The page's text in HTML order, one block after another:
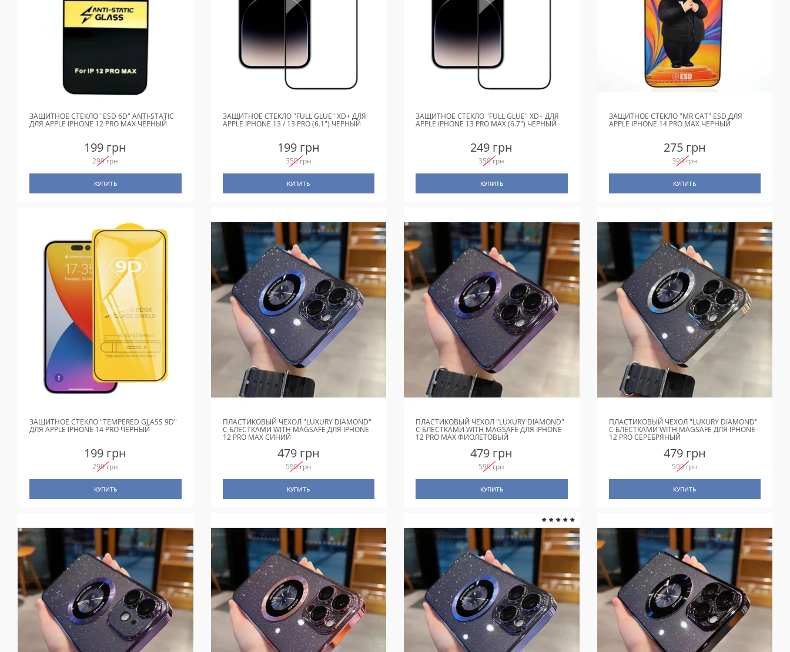
ЗАЩИТНОЕ СТЕКЛО "ESD 6D" ANTI-STATIC
ДЛЯ APPLE IPHONE 12 PRO MAX ЧЕРНЫЙ
199 грн
299 грн
КУПИТЬ
ЗАЩИТНОЕ СТЕКЛО "FULL GLUE" XD+ ДЛЯ
APPLE IPHONE 13 / 13 PRO (6.1") ЧЕРНЫЙ
199 грн
350 грн
КУПИТЬ
ЗАЩИТНОЕ СТЕКЛО "FULL GLUE" XD+ ДЛЯ
APPLE IPHONE 13 PRO MAX (6.7") ЧЕРНЫЙ
249 грн
350 грн
КУПИТЬ
ЗАЩИТНОЕ СТЕКЛО "MR CAT" ESD ДЛЯ
APPLE IPHONE 14 PRO MAX ЧЕРНЫЙ
275 грн
399 грн
КУПИТЬ
ЗАЩИТНОЕ СТЕКЛО "TEMPERED GLASS 9D"
ДЛЯ APPLE IPHONE 14 PRO ЧЕРНЫЙ
199 грн
299 грн
КУПИТЬ
ПЛАСТИКОВЫЙ ЧЕХОЛ "LUXURY DIAMOND"
С БЛЕСТКАМИ WITH MAGSAFE ДЛЯ IPHONE
12 PRO MAX СИНИЙ
479 грн
599 грн
КУПИТЬ
ПЛАСТИКОВЫЙ ЧЕХОЛ "LUXURY DIAMOND"
С БЛЕСТКАМИ WITH MAGSAFE ДЛЯ IPHONE
12 PRO MAX ФИОЛЕТОВЫЙ
479 грн
599 грн
КУПИТЬ
ПЛАСТИКОВЫЙ ЧЕХОЛ "LUXURY DIAMOND"
С БЛЕСТКАМИ WITH MAGSAFE ДЛЯ IPHONE
12 PRO СЕРЕБРЯНЫЙ
479 грн
599 грн
КУПИТЬ